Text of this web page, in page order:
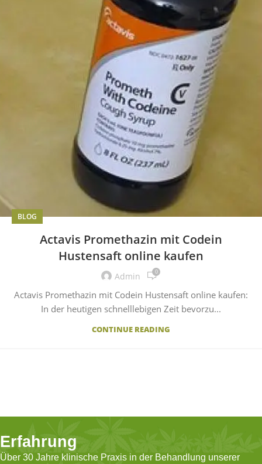
BLOG
Actavis Promethazin mit Codein
Hustensaft online kaufen
Admin 0
Actavis Promethazin mit Codein Hustensaft online kaufen:
In der heutigen schnelllebigen Zeit bevorzu...
CONTINUE READING
Erfahrung
Über 30 Jahre klinische Praxis in der Behandlung unserer